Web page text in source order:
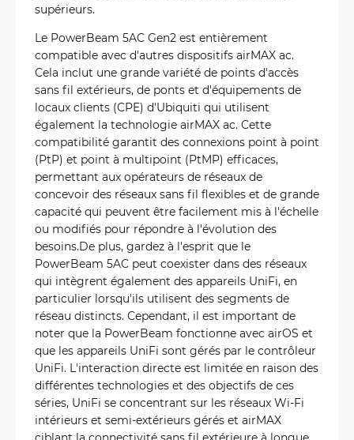
supérieurs.
Le PowerBeam 5AC Gen2 est entièrement
compatible avec d'autres dispositifs airMAX ac.
Cela inclut une grande variété de points d'accès
sans fil extérieurs, de ponts et d'équipements de
locaux clients (CPE) d'Ubiquiti qui utilisent
également la technologie airMAX ac. Cette
compatibilité garantit des connexions point à point
(PtP) et point à multipoint (PtMP) efficaces,
permettant aux opérateurs de réseaux de
concevoir des réseaux sans fil flexibles et de grande
capacité qui peuvent être facilement mis à l'échelle
ou modifiés pour répondre à l'évolution des
besoins.De plus, gardez à l'esprit que le
PowerBeam 5AC peut coexister dans des réseaux
qui intègrent également des appareils UniFi, en
particulier lorsqu'ils utilisent des segments de
réseau distincts. Cependant, il est important de
noter que la PowerBeam fonctionne avec airOS et
que les appareils UniFi sont gérés par le contrôleur
UniFi. L'interaction directe est limitée en raison des
différentes technologies et des objectifs de ces
séries, UniFi se concentrant sur les réseaux Wi-Fi
intérieurs et semi-extérieurs gérés et airMAX